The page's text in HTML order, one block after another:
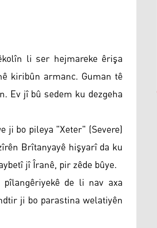
li ser hejmareke êrişa
kiribûn armanc. Guman tê
Ev jî bû sedem ku dezgeha
ji bo pileya "Xeter" (Severe)
Brîtanyayê hişyarî da ku
jî Îranê, pir zêde bûye.
de li nav axa
ji bo parastina welatiyên